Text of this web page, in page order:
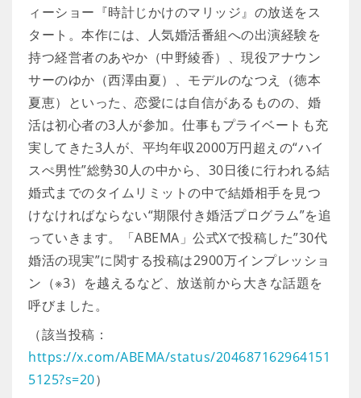
ィーショー『時計じかけのマリッジ』の放送をス
タート。本作には、人気婚活番組への出演経験を
持つ経営者のあやか（中野綾香）、現役アナウン
サーのゆか（西澤由夏）、モデルのなつえ（徳本
夏恵）といった、恋愛には自信があるものの、婚
活は初心者の3人が参加。仕事もプライベートも充
実してきた3人が、平均年収2000万円超えの“ハイ
スぺ男性”総勢30人の中から、30日後に行われる結
婚式までのタイムリミットの中で結婚相手を見つ
けなければならない“期限付き婚活プログラム”を追
っていきます。「ABEMA」公式Xで投稿した”30代
婚活の現実”に関する投稿は2900万インプレッショ
ン（※3）を越えるなど、放送前から大きな話題を
呼びました。
（該当投稿：
https://x.com/ABEMA/status/204687162964151
5125?s=20）